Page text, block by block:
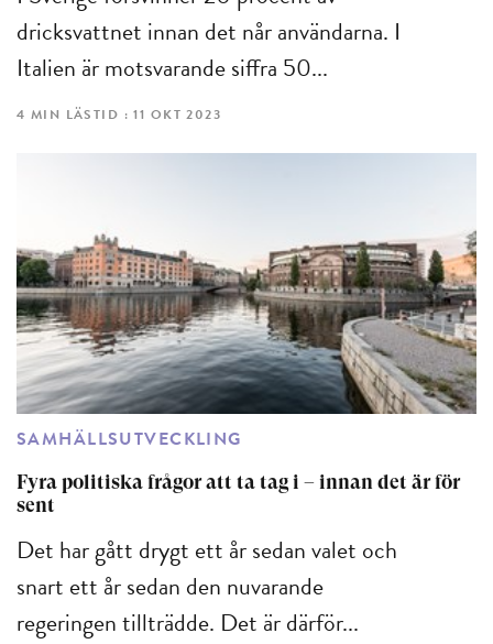
dricksvattnet innan det når användarna. I
Italien är motsvarande siffra 50...
4 MIN LÄSTID : 11 OKT 2023
SAMHÄLLSUTVECKLING
Fyra politiska frågor att ta tag i – innan det är för
sent
Det har gått drygt ett år sedan valet och
snart ett år sedan den nuvarande
regeringen tillträdde. Det är därför...